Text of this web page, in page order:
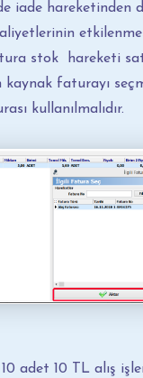
iade hareketinden
stok hareketi
faturayı
kullanılmalıdır.
adet 10 TL alış